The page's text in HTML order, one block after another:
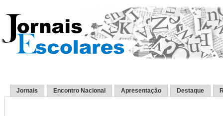
Jornais Encontro Nacional Apresentação Destaque